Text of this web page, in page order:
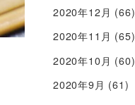
2020年12月 (66)
2020年11月 (65)
2020年10月 (60)
2020年9月 (61)